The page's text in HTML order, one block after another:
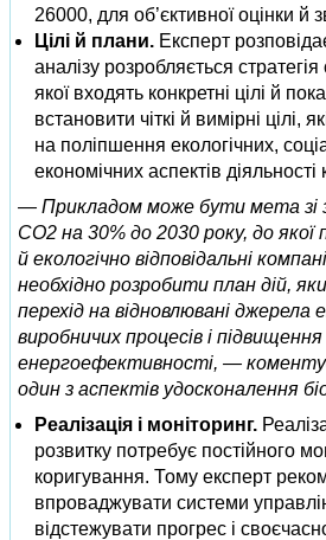
26000, для об’єктивної оцінки й
Цілі й плани. Експерт
аналізу розробляється
якої входять конкретні цілі й
встановити чіткі й вимірні цілі,
на поліпшення екологічних,
економічних аспектів діяльності
— Прикладом може бути мета зі
CO2 на 30% до 2030 року, до якої
й екологічно відповідальні
необхідно розробити план дій,
перехід на відновлювані джерела
виробничих процесів і підвищення
енергоефективності, —
один з аспектів удосконалення
Реалізація і моніторинг.
розвитку потребує постійного
коригування. Тому експерт
впроваджувати системи
відстежувати прогрес і